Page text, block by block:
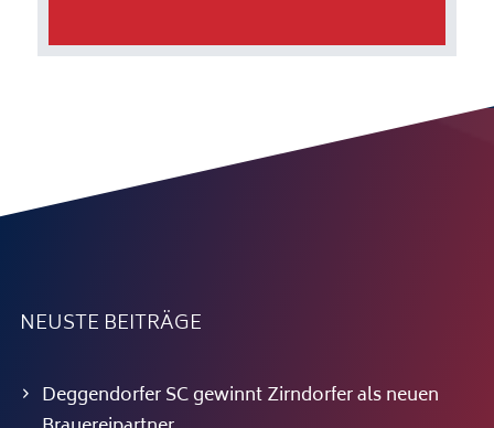
NEUSTE BEITRÄGE
Deggendorfer SC gewinnt Zirndorfer als neuen